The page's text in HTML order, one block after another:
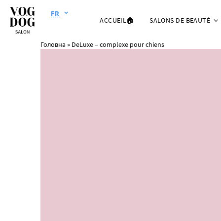
FR
ACCUEIL🏠
SALONS DE BEAUTÉ
Головна » DeLuxe – complexe pour chiens